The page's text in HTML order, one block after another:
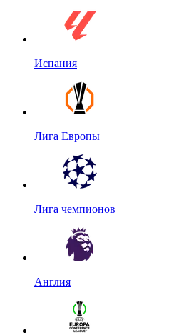
Испания
Лига Европы
Лига чемпионов
Англия